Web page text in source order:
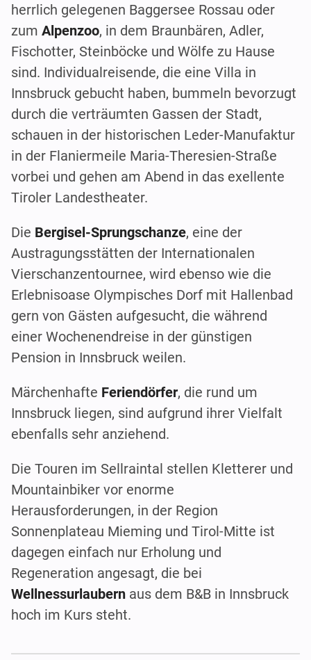
herrlich gelegenen Baggersee Rossau oder
zum Alpenzoo, in dem Braunbären, Adler,
Fischotter, Steinböcke und Wölfe zu Hause
sind. Individualreisende, die eine Villa in
Innsbruck gebucht haben, bummeln bevorzugt
durch die verträumten Gassen der Stadt,
schauen in der historischen Leder-Manufaktur
in der Flaniermeile Maria-Theresien-Straße
vorbei und gehen am Abend in das exellente
Tiroler Landestheater.
Die Bergisel-Sprungschanze, eine der
Austragungsstätten der Internationalen
Vierschanzentournee, wird ebenso wie die
Erlebnisoase Olympisches Dorf mit Hallenbad
gern von Gästen aufgesucht, die während
einer Wochenendreise in der günstigen
Pension in Innsbruck weilen.
Märchenhafte Feriendörfer, die rund um
Innsbruck liegen, sind aufgrund ihrer Vielfalt
ebenfalls sehr anziehend.
Die Touren im Sellraintal stellen Kletterer und
Mountainbiker vor enorme
Herausforderungen, in der Region
Sonnenplateau Mieming und Tirol-Mitte ist
dagegen einfach nur Erholung und
Regeneration angesagt, die bei
Wellnessurlaubern aus dem B&B in Innsbruck
hoch im Kurs steht.